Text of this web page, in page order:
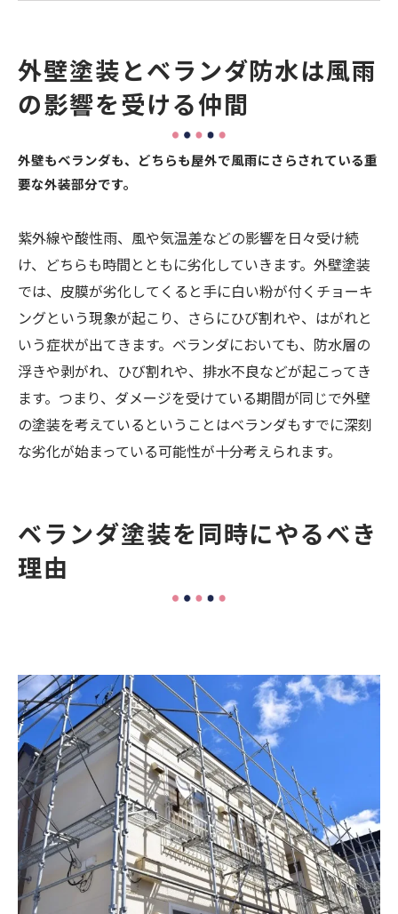
まとめ
外壁塗装とベランダ防水は風雨
の影響を受ける仲間
外壁もベランダも、どちらも屋外で風雨にさらされている重
要な外装部分です。
紫外線や酸性雨、風や気温差などの影響を日々受け続
け、どちらも時間とともに劣化していきます。外壁塗装
では、皮膜が劣化してくると手に白い粉が付くチョーキ
ングという現象が起こり、さらにひび割れや、はがれと
いう症状が出てきます。ベランダにおいても、防水層の
浮きや剥がれ、ひび割れや、排水不良などが起こってき
ます。つまり、ダメージを受けている期間が同じで外壁
の塗装を考えているということはベランダもすでに深刻
な劣化が始まっている可能性が十分考えられます。
ベランダ塗装を同時にやるべき
理由